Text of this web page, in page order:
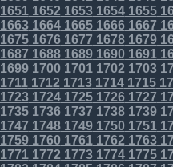
16511652 165316541655
16631664166516661667
167516761677 16781679
1687 1688168916901691
1699170017011702 1703
17111712 171317141715
17231724172517261727
173517361737 17381739
1747 1748174917501751
1759176017611762 1763
17711772 177317741775